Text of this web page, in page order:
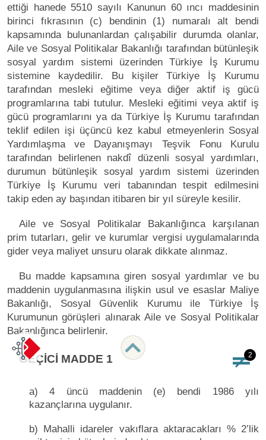
ettiği hanede 5510 sayılı Kanunun 60 ıncı maddesinin
birinci fıkrasının (c) bendinin (1) numaralı alt bendi
kapsamında bulunanlardan çalışabilir durumda olanlar,
Aile ve Sosyal Politikalar Bakanlığı tarafından bütünleşik
sosyal yardım sistemi üzerinden Türkiye İş Kurumu
sistemine kaydedilir. Bu kişiler Türkiye İş Kurumu
tarafından mesleki eğitime veya diğer aktif iş gücü
programlarına tabi tutulur. Mesleki eğitimi veya aktif iş
gücü programlarını ya da Türkiye İş Kurumu tarafından
teklif edilen işi üçüncü kez kabul etmeyenlerin Sosyal
Yardımlaşma ve Dayanışmayı Teşvik Fonu Kurulu
tarafından belirlenen nakdî düzenli sosyal yardımları,
durumun bütünleşik sosyal yardım sistemi üzerinden
Türkiye İş Kurumu veri tabanından tespit edilmesini
takip eden ay başından itibaren bir yıl süreyle kesilir.
Aile ve Sosyal Politikalar Bakanlığınca karşılanan
prim tutarları, gelir ve kurumlar vergisi uygulamalarında
gider veya maliyet unsuru olarak dikkate alınmaz.
Bu madde kapsamına giren sosyal yardımlar ve bu
maddenin uygulanmasına ilişkin usul ve esaslar Maliye
Bakanlığı, Sosyal Güvenlik Kurumu ile Türkiye İş
Kurumunun görüşleri alınarak Aile ve Sosyal Politikalar
Bakanlığınca belirlenir.
GEÇİCİ MADDE 1 2
a) 4 üncü maddenin (e) bendi 1986 yılı
kazançlarına uygulanır.
b) Mahalli idareler vakıflara aktaracakları % 2’lik